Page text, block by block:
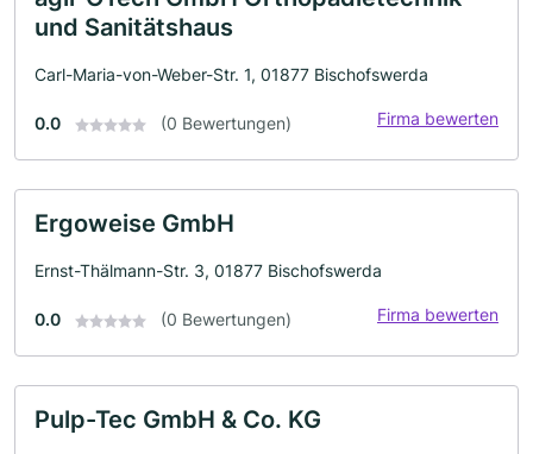
und Sanitätshaus
Carl-Maria-von-Weber-Str. 1, 01877 Bischofswerda
0.0 (0 Bewertungen) Firma bewerten
Ergoweise GmbH
Ernst-Thälmann-Str. 3, 01877 Bischofswerda
0.0 (0 Bewertungen) Firma bewerten
Pulp-Tec GmbH & Co. KG